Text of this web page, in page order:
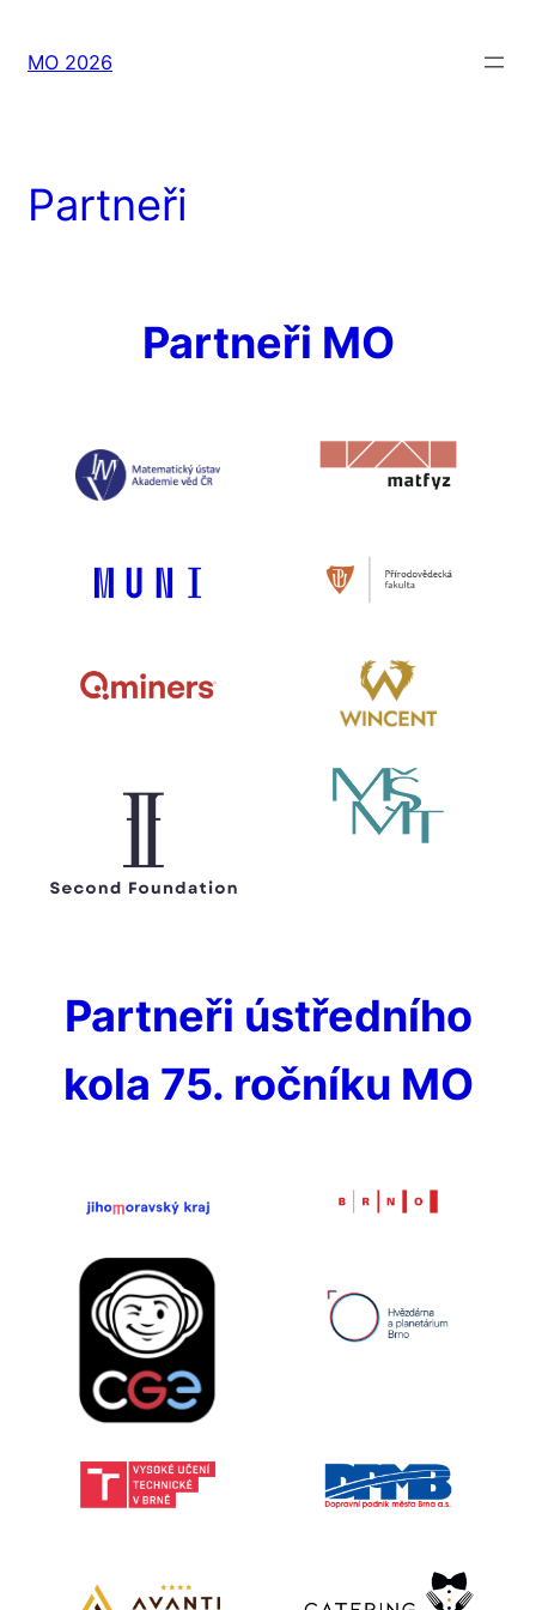
naMO 2026
Partneři
Partneři MO
Partneři ústředního
kola 75. ročníku MO